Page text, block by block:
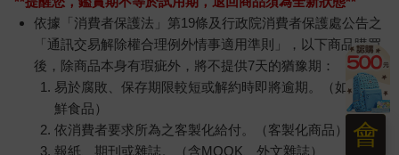
依據「消費者保護法」第19條及行政院消費者保護處公告之
「通訊交易解除權合理例外情事適用準則」，以下商品購買
後，除商品本身有瑕疵外，將不提供7天的猶豫期：
易於腐敗、保存期限較短或解約時即將逾期。（如：生
鮮食品）
依消費者要求所為之客製化給付。（客製化商品）
報紙、期刊或雜誌。（含MOOK、外文雜誌）
會